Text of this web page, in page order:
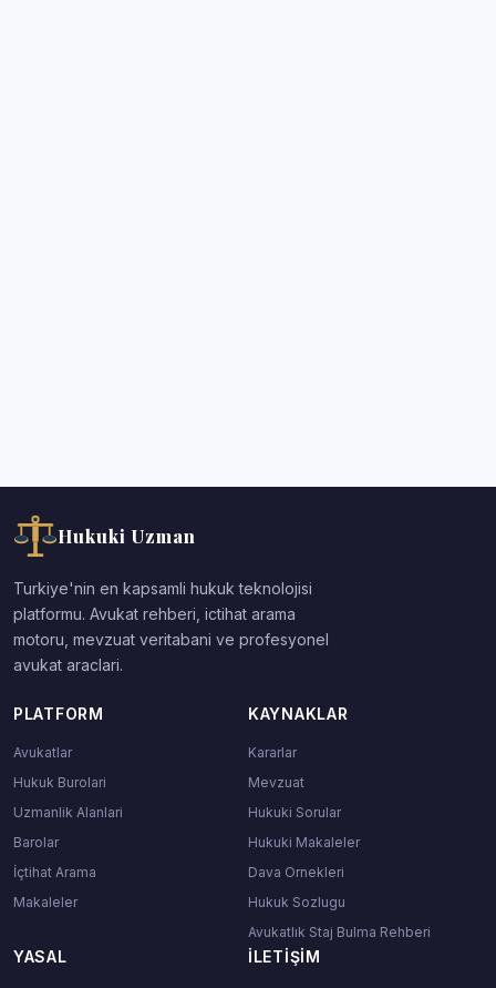
Hukuki Uzman
Turkiye'nin en kapsamli hukuk teknolojisi
platformu. Avukat rehberi, ictihat arama
motoru, mevzuat veritabani ve profesyonel
avukat araclari.
PLATFORM
Avukatlar
Hukuk Burolari
Uzmanlik Alanlari
Barolar
İçtihat Arama
Makaleler
KAYNAKLAR
Kararlar
Mevzuat
Hukuki Sorular
Hukuki Makaleler
Dava Ornekleri
Hukuk Sozlugu
Avukatlık Staj Bulma Rehberi
YASAL İLETIŞIM